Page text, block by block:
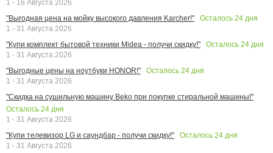
1 - 16 Августа 2026
"Выгодная цена на мойку высокого давления Karcher!"
Осталось 24 дня
1 - 31 Августа 2026
"Купи комплект бытовой техники Midea - получи скидку!"
Осталось 24 дня
1 - 31 Августа 2026
"Выгодные цены на ноутбуки HONOR!"
Осталось 24 дня
1 - 31 Августа 2026
"Скидка на сушильную машину Beko при покупке стиральной машины!"
Осталось 24 дня
1 - 31 Августа 2026
"Купи телевизор LG и саундбар - получи скидку!"
Осталось 24 дня
1 - 31 Августа 2026